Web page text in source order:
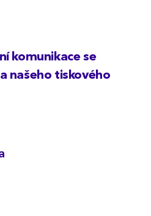
komunikace se
našeho tiskového